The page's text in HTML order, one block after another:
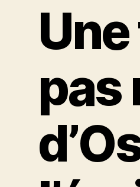
Une
pas